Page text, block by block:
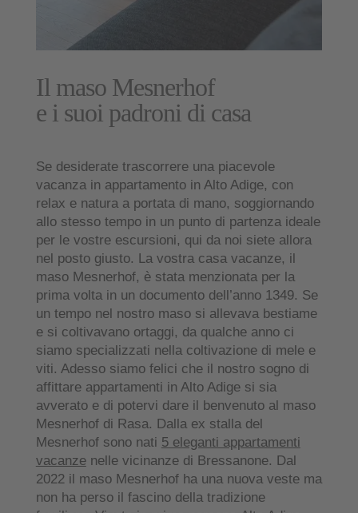
Il maso Mesnerhof
e i suoi padroni di casa
Se desiderate trascorrere una piacevole
vacanza in appartamento in Alto Adige, con
relax e natura a portata di mano, soggiornando
allo stesso tempo in un punto di partenza ideale
per le vostre escursioni, qui da noi siete allora
nel posto giusto. La vostra casa vacanze, il
maso Mesnerhof, è stata menzionata per la
prima volta in un documento dell’anno 1349. Se
un tempo nel nostro maso si allevava bestiame
e si coltivavano ortaggi, da qualche anno ci
siamo specializzati nella coltivazione di mele e
viti. Adesso siamo felici che il nostro sogno di
affittare appartamenti in Alto Adige si sia
avverato e di potervi dare il benvenuto al maso
Mesnerhof di Rasa. Dalla ex stalla del
Mesnerhof sono nati 5 eleganti appartamenti
vacanzenelle vicinanze di Bressanone. Dal
2022 il maso Mesnerhof ha una nuova veste ma
non ha perso il fascino della tradizione